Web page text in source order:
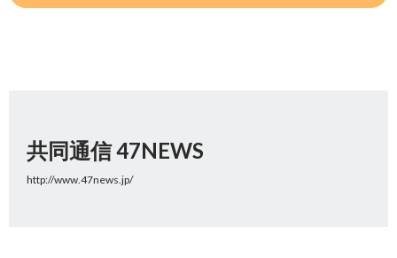
共同通信 47NEWS
http://www.47news.jp/